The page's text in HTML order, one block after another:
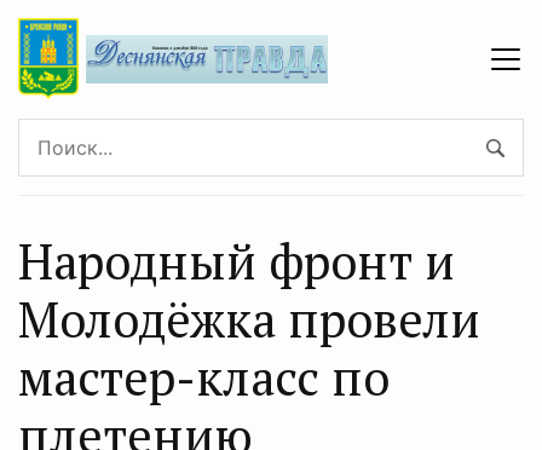
Народный фронт и
Молодёжка провели
мастер-класс по
плетению